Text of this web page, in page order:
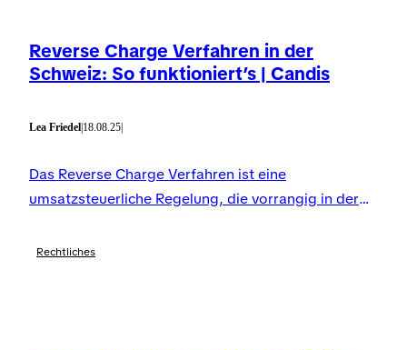
Reverse Charge Verfahren in der
Schweiz: So funktioniert’s | Candis
Lea Friedel 18.08.25
Das Reverse Charge Verfahren ist eine
umsatzsteuerliche Regelung, die vorrangig in der
Rechtliches